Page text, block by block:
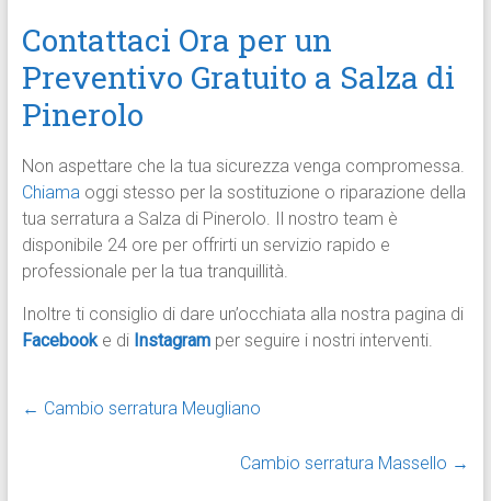
Contattaci Ora per un
Preventivo Gratuito a Salza di
Pinerolo
Non aspettare che la tua sicurezza venga compromessa.
Chiamaoggi stesso per la sostituzione o riparazione della
tua serratura a Salza di Pinerolo. Il nostro team è
disponibile 24 ore per offrirti un servizio rapido e
professionale per la tua tranquillità.
Inoltre ti consiglio di dare un’occhiata alla nostra pagina di
Facebook e di Instagram per seguire i nostri interventi.
← Cambio serratura Meugliano
Cambio serratura Massello →